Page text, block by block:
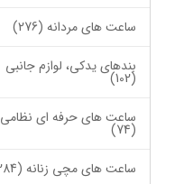
ساعت های مردانه (276)
بندهای یدکی، لوازم جانبی
(102)
ساعت های حرفه ای نظامی
(74)
ساعت های مچی زنانه (284)